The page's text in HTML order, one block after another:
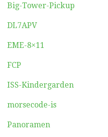
Big-Tower-Pickup
DL7APV
EME-8×11
FCP
ISS-Kindergarden
morsecode-is
Panoramen